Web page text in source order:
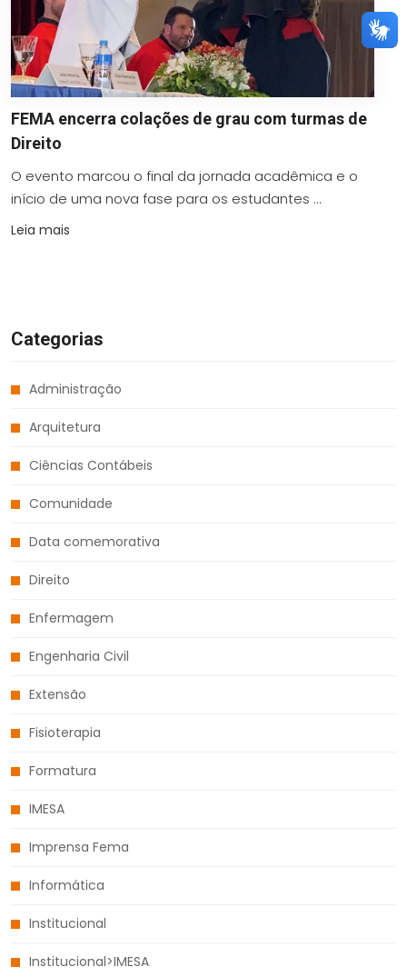
FEMA encerra colações de grau com turmas de
Direito
O evento marcou o final da jornada acadêmica e o
início de uma nova fase para os estudantes ...
Leia mais
Categorias
Administração
Arquitetura
Ciências Contábeis
Comunidade
Data comemorativa
Direito
Enfermagem
Engenharia Civil
Extensão
Fisioterapia
Formatura
IMESA
Imprensa Fema
Informática
Institucional
Institucional>IMESA